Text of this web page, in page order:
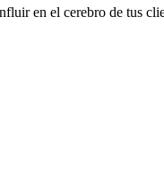
en el cerebro de tus